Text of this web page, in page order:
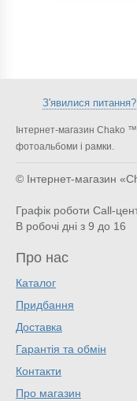
З'явилися питання?
Інтернет-магазин Chako
фотоальбоми і рамки.
© Інтернет-магазин
Графік роботи Call-
В робочі дні з 9 до 16
Про нас
Каталог
Придбання
Доставка
Гарантія та обмін
Контакти
Про магазин